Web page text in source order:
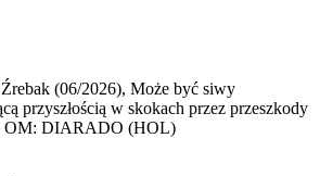
(06/2026), Może być siwy
przyszłością w skokach przez przeszkody
OM: DIARADO (HOL)